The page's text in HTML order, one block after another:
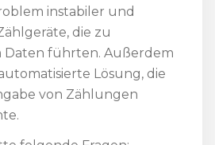
instabiler und
die zu
Daten führten. Außerdem
Lösung, die
von Zählungen